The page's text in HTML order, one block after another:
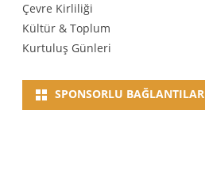
Çevre Kirliliği
Kültür & Toplum
Kurtuluş Günleri
SPONSORLU BAĞLANTILAR